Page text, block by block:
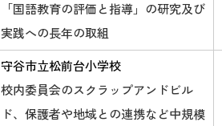
「国語教育の評価と指導」の研究及び
実践への長年の取組
守谷市立松前台小学校
校内委員会のスクラップアンドビル
ド、保護者や地域との連携など中規模